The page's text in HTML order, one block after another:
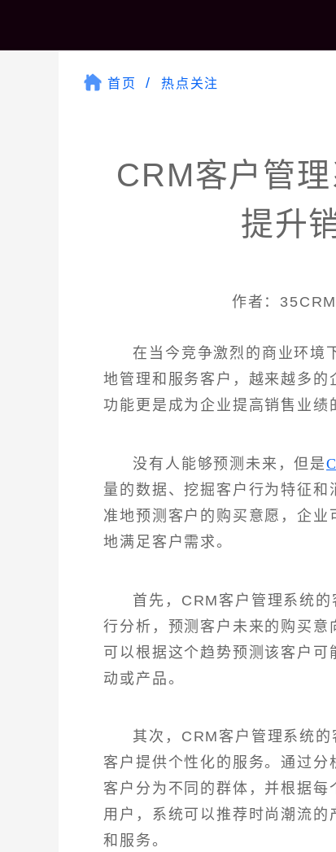
首页 热点关注
CRM客户管
提升
作者：
在当今竞争激烈的商业环境
地管理和服务客户，越来越多
功能更是成为企业提高销售业绩
没有人能够预测未来，但是
量的数据、挖掘客户行为特征
准地预测客户的购买意愿，企
地满足客户需求。
首先，CRM客户管理系统
行分析，预测客户未来的购买
可以根据这个趋势预测该客户
动或产品。
其次，CRM客户管理系统
客户提供个性化的服务。通过
客户分为不同的群体，并根据
用户，系统可以推荐时尚潮流
和服务。